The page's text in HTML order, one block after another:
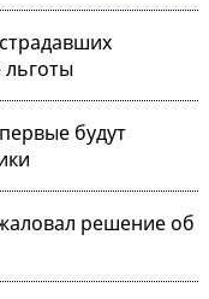
будут
решение об